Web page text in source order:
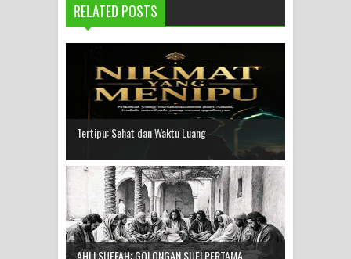
RELATED POSTS
Tertipu: Sehat dan Waktu Luang
AHLI SUFFAH: GOLONGAN SUFI PERTAMA ...